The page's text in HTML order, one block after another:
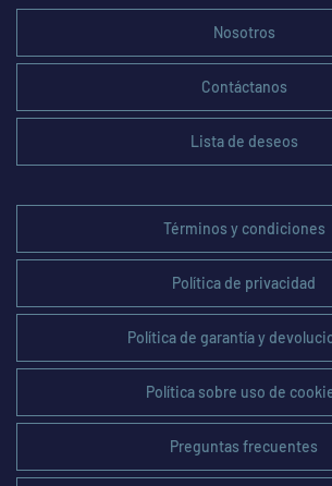
Nosotros
Contáctanos
Lista de deseos
Términos y condiciones
Política de privacidad
Política de garantía y
Política sobre uso de
Preguntas frecuentes